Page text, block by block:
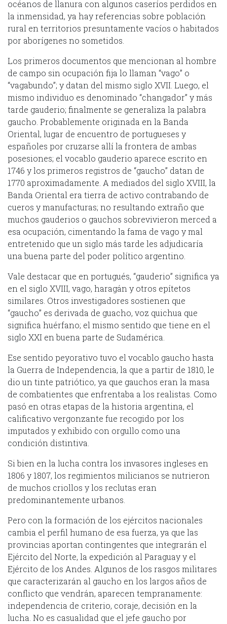
océanos de llanura con algunos caseríos perdidos en
la inmensidad, ya hay referencias sobre población
rural en territorios presuntamente vacíos o habitados
por aborígenes no sometidos.
Los primeros documentos que mencionan al hombre
de campo sin ocupación fija lo llaman “vago” o
“vagabundo”; y datan del mismo siglo XVII. Luego, el
mismo individuo es denominado “changador” y más
tarde gauderio; finalmente se generaliza la palabra
gaucho. Probablemente originada en la Banda
Oriental, lugar de encuentro de portugueses y
españoles por cruzarse allí la frontera de ambas
posesiones; el vocablo gauderio aparece escrito en
1746 y los primeros registros de “gaucho” datan de
1770 aproximadamente. A mediados del siglo XVIII, la
Banda Oriental era tierra de activo contrabando de
cueros y manufacturas; no resultando extraño que
muchos gauderios o gauchos sobrevivieron merced a
esa ocupación, cimentando la fama de vago y mal
entretenido que un siglo más tarde les adjudicaría
una buena parte del poder político argentino.
Vale destacar que en portugués, “gauderio” significa ya
en el siglo XVIII, vago, haragán y otros epítetos
similares. Otros investigadores sostienen que
“gaucho” es derivada de guacho, voz quichua que
significa huérfano; el mismo sentido que tiene en el
siglo XXI en buena parte de Sudamérica.
Ese sentido peyorativo tuvo el vocablo gaucho hasta
la Guerra de Independencia, la que a partir de 1810, le
dio un tinte patriótico, ya que gauchos eran la masa
de combatientes que enfrentaba a los realistas. Como
pasó en otras etapas de la historia argentina, el
calificativo vergonzante fue recogido por los
imputados y exhibido con orgullo como una
condición distintiva.
Si bien en la lucha contra los invasores ingleses en
1806 y 1807, los regimientos milicianos se nutrieron
de muchos criollos y los reclutas eran
predominantemente urbanos.
Pero con la formación de los ejércitos nacionales
cambia el perfil humano de esa fuerza, ya que las
provincias aportan contingentes que integrarán el
Ejército del Norte, la expedición al Paraguay y el
Ejército de los Andes. Algunos de los rasgos militares
que caracterizarán al gaucho en los largos años de
conflicto que vendrán, aparecen tempranamente:
independencia de criterio, coraje, decisión en la
lucha. No es casualidad que el jefe gaucho por